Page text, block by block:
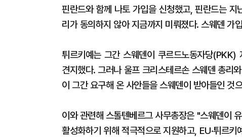
핀란드와 함께 나토 가입을 신청했고, 핀란드는
리가 동의하지 않아 지금까지 미뤄졌다. 스웨덴 가
튀르키예는 그간 스웨덴이 쿠르드노동자당
견지했다. 그러나 울프 크리스테르손 스웨덴 총리
이 그간 요구해 온 사안들을 스웨덴이 받아들인 것
이와 관련해 스톨텐베르그 사무총장은 "스웨덴이
활성화하기 위해 적극적으로 지원하고, EU·튀르